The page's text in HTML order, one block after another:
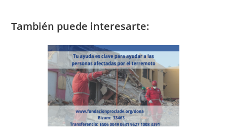
También puede interesarte: